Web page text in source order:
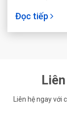
Đọc tiếp
Liên hệ ngay